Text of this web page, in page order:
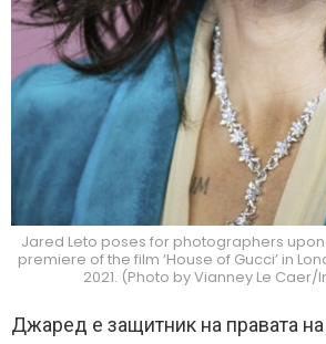
Jared Leto poses for photographers
premiere of the film ‘House of Gucci’ in
2021. (Photo by Vianney Le Caer/
Джаред е защитник на правата